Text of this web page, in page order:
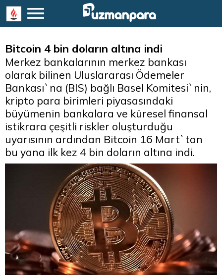
Bitcoin 4 bin doların altına indi
Merkez bankalarının merkez bankası
olarak bilinen Uluslararası Ödemeler
Bankası`na (BIS) bağlı Basel Komitesi`nin,
kripto para birimleri piyasasındaki
büyümenin bankalara ve küresel finansal
istikrara çeşitli riskler oluşturduğu
uyarısının ardından Bitcoin 16 Mart`tan
bu yana ilk kez 4 bin doların altına indi.